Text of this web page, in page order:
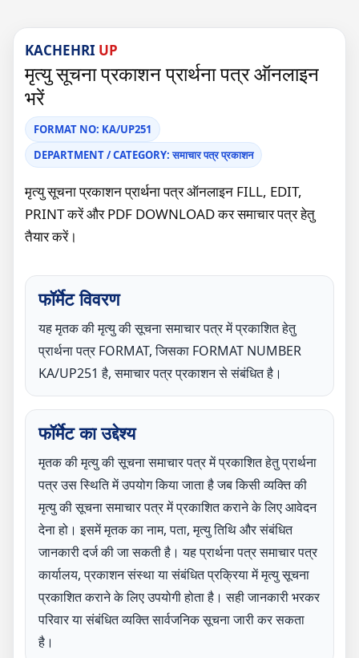
KACHEHRI UP
मृत्यु सूचना प्रकाशन प्रार्थना पत्र ऑनलाइन
भरें
FORMAT NO: KA/UP251
DEPARTMENT / CATEGORY: समाचार पत्र प्रकाशन
मृत्यु सूचना प्रकाशन प्रार्थना पत्र ऑनलाइन FILL, EDIT,
PRINT करें और PDF DOWNLOAD कर समाचार पत्र हेतु
तैयार करें।
फॉर्मेट विवरण
यह मृतक की मृत्यु की सूचना समाचार पत्र में प्रकाशित हेतु
प्रार्थना पत्र FORMAT, जिसका FORMAT NUMBER
KA/UP251 है, समाचार पत्र प्रकाशन से संबंधित है।
फॉर्मेट का उद्देश्य
मृतक की मृत्यु की सूचना समाचार पत्र में प्रकाशित हेतु प्रार्थना
पत्र उस स्थिति में उपयोग किया जाता है जब किसी व्यक्ति की
मृत्यु की सूचना समाचार पत्र में प्रकाशित कराने के लिए आवेदन
देना हो। इसमें मृतक का नाम, पता, मृत्यु तिथि और संबंधित
जानकारी दर्ज की जा सकती है। यह प्रार्थना पत्र समाचार पत्र
कार्यालय, प्रकाशन संस्था या संबंधित प्रक्रिया में मृत्यु सूचना
प्रकाशित कराने के लिए उपयोगी होता है। सही जानकारी भरकर
परिवार या संबंधित व्यक्ति सार्वजनिक सूचना जारी कर सकता
है।